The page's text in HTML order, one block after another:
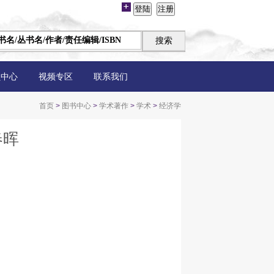
心 视频专区 联系我们
首页 > 图书中心 > 学术著作 > 学术 > 经济学